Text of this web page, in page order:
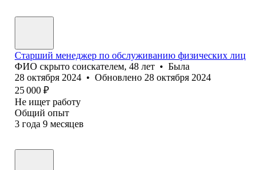
Старший менеджер по обслуживанию физических лиц
ФИО скрыто соискателем, 48 лет • Была
28 октября 2024 • Обновлено 28 октября 2024
25 000 ₽
Не ищет работу
Общий опыт
3 года 9 месяцев